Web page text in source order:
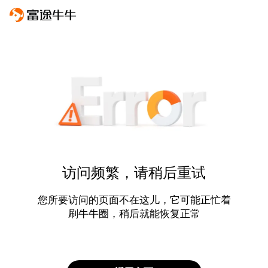
访问频繁，请稍后重试
您所要访问的页面不在这儿，它可能正忙着
刷牛牛圈，稍后就能恢复正常